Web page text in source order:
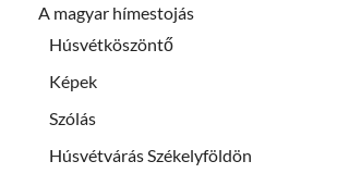
A magyar hímestojás
Húsvétköszöntő
Képek
Szólás
Húsvétvárás Székelyföldön